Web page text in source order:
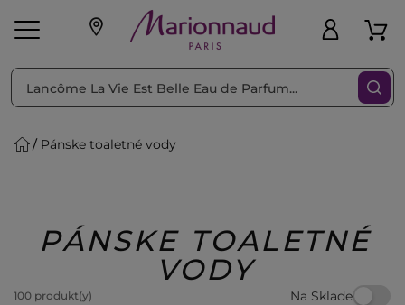
pleť Líčenie Vône
Exkluzivity Beauty
Pánske toaletné vody
PÁNSKE TOALETNÉ
VODY
100 produkt(y) Na Sklade
Triediť podľa Filtrovať